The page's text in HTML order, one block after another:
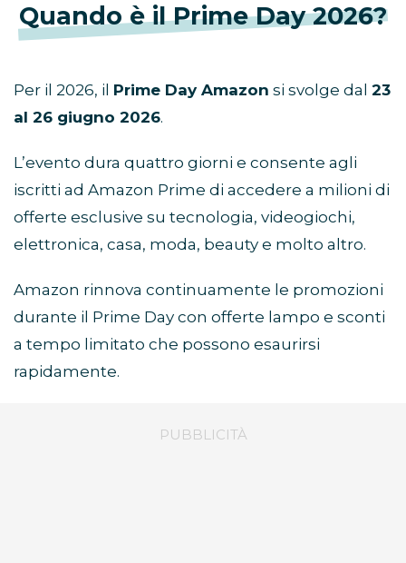
Quando è il Prime Day 2026?
Per il 2026, il Prime Day Amazon si svolge dal 23
al 26 giugno 2026.
L’evento dura quattro giorni e consente agli
iscritti ad Amazon Prime di accedere a milioni di
offerte esclusive su tecnologia, videogiochi,
elettronica, casa, moda, beauty e molto altro.
Amazon rinnova continuamente le promozioni
durante il Prime Day con offerte lampo e sconti
a tempo limitato che possono esaurirsi
rapidamente.